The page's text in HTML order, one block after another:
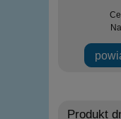
Produkt